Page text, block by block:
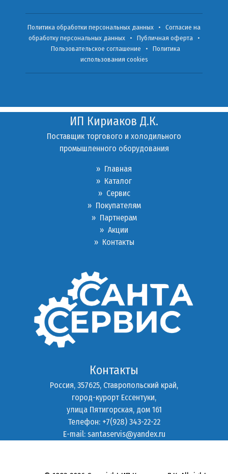
Политика обработки персональных данных • Согласие на
обработку персональных данных• Публичная оферта
•
Пользовательское соглашение • Политика
использования cookies
ИП Кириаков Д.К.
Поставщик торгового и холодильного
промышленного оборудования
» Главная
» Каталог
» Сервис
» Покупателям
» Партнерам
» Акции
» Контакты
Контакты
Россия, 357625, Ставропольский край,
город-курорт Ессентуки,
улица Пятигорская, дом 161
Телефон: +7(928) 343-22-22
E-mail: santaservis@yandex.ru